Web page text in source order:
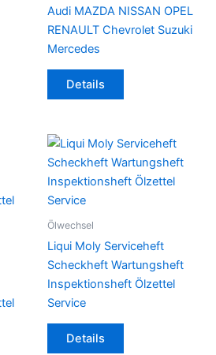
Audi MAZDA NISSAN OPEL
RENAULT Chevrolet Suzuki
Mercedes
Details
Dieses
Varianten
auf.
Die
auf
der
Produktseite
Ölwechsel
Liqui Moly Serviceheft
Scheckheft Wartungsheft
Inspektionsheft Ölzettel
Service
Details